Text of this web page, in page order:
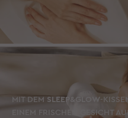
MIT DEM SLEEP&GLOW-
EINEM FRISCHEN GESICHT